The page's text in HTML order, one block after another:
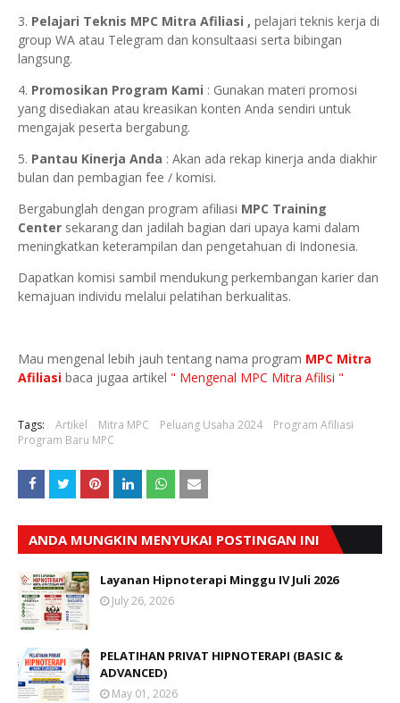
3. Pelajari Teknis MPC Mitra Afiliasi , pelajari teknis kerja di
group WA atau Telegram dan konsultaasi serta bibingan
langsung.
4. Promosikan Program Kami : Gunakan materi promosi
yang disediakan atau kreasikan konten Anda sendiri untuk
mengajak peserta bergabung.
5. Pantau Kinerja Anda : Akan ada rekap kinerja anda diakhir
bulan dan pembagian fee / komisi.
Bergabunglah dengan program afiliasi MPC Training
Center sekarang dan jadilah bagian dari upaya kami dalam
meningkatkan keterampilan dan pengetahuan di Indonesia.
Dapatkan komisi sambil mendukung perkembangan karier dan
kemajuan individu melalui pelatihan berkualitas.
Mau mengenal lebih jauh tentang nama program MPC Mitra
Afiliasi baca jugaa artikel " Mengenal MPC Mitra Afilisi "
Tags: Artikel Mitra MPC Peluang Usaha 2024
Program Afiliasi
Program Baru MPC
ANDA MUNGKIN MENYUKAI POSTINGAN INI
Layanan Hipnoterapi Minggu IV Juli 2026
July 26, 2026
PELATIHAN PRIVAT HIPNOTERAPI (BASIC &
ADVANCED)
May 01, 2026